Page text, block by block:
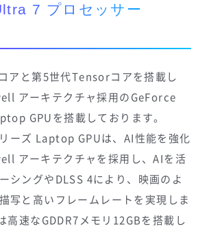
7 プロセッサー
アと第5世代Tensorコアを搭載し
アーキテクチャ採用のGeForce
GPUを搭載しております。
ーズ Laptop GPUは、AI性能を強化
アーキテクチャを採用し、AIを活
シングやDLSS 4により、映画のよ
写と高いフレームレートを実現しま
高速なGDDR7メモリ12GBを搭載し